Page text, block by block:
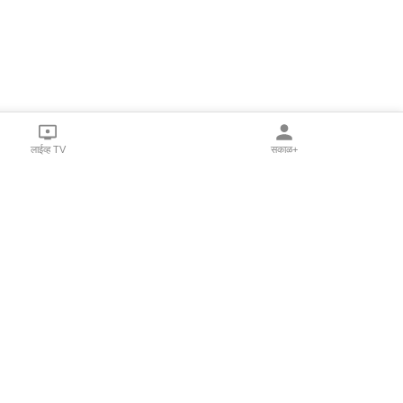
लाईव्ह TV सकाळ+